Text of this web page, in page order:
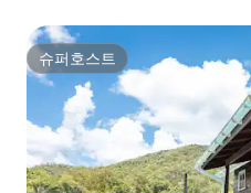
슈퍼호스트
슈퍼호스트